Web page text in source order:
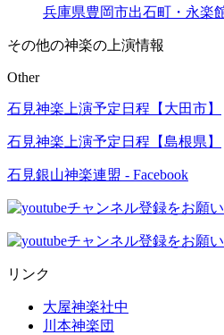
兵庫県豊岡市出石町・永楽
その他の神楽の上演情報
Other
石見神楽上演予定日程【大田市】
石見神楽上演予定日程【島根県】
石見銀山神楽連盟 - Facebook
リンク
大屋神楽社中
川本神楽団